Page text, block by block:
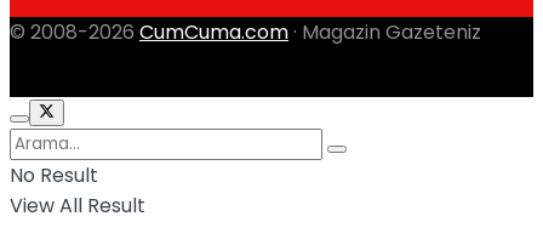
© 2008-2026 CumCuma.com · Magazin Gazeteniz
No Result
View All Result